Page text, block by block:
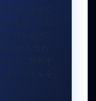
る、生きて
を決して忘
持ち続け、
分かち合お
ズに挑戦す
ハンドルを